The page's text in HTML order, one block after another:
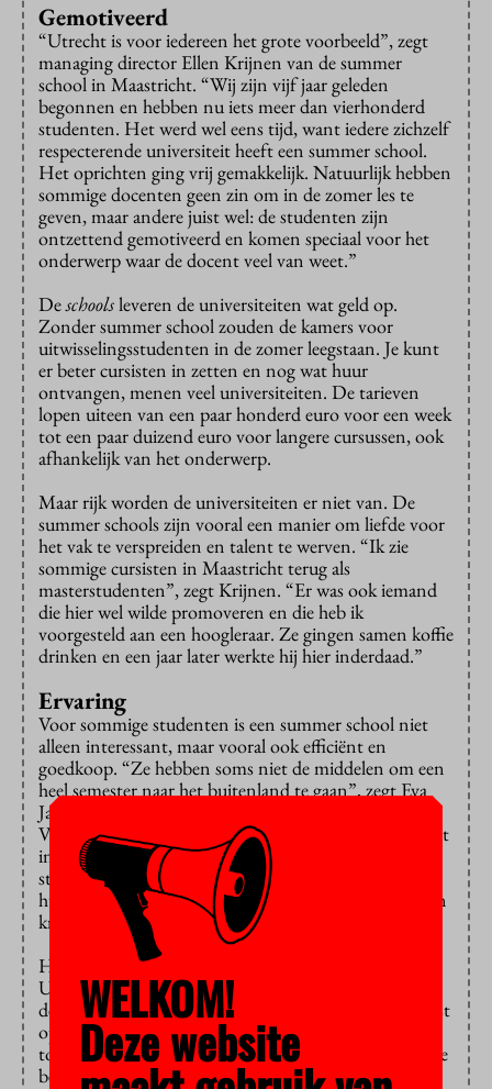
Gemotiveerd
“Utrecht is voor iedereen het grote voorbeeld”, zegt
managing director Ellen Krijnen van de summer
school in Maastricht. “Wij zijn vijf jaar geleden
begonnen en hebben nu iets meer dan vierhonderd
studenten. Het werd wel eens tijd, want iedere zichzelf
respecterende universiteit heeft een summer school.
Het oprichten ging vrij gemakkelijk. Natuurlijk hebben
sommige docenten geen zin om in de zomer les te
geven, maar andere juist wel: de studenten zijn
ontzettend gemotiveerd en komen speciaal voor het
onderwerp waar de docent veel van weet.”
Deschoolsleveren de universiteiten wat geld op.
Zonder summer school zouden de kamers voor
uitwisselingsstudenten in de zomer leegstaan. Je kunt
er beter cursisten in zetten en nog wat huur
ontvangen, menen veel universiteiten. De tarieven
lopen uiteen van een paar honderd euro voor een week
tot een paar duizend euro voor langere cursussen, ook
afhankelijk van het onderwerp.
Maar rijk worden de universiteiten er niet van. De
summer schools zijn vooral een manier om liefde voor
het vak te verspreiden en talent te werven. “Ik zie
sommige cursisten in Maastricht terug als
masterstudenten”, zegt Krijnen. “Er was ook iemand
die hier wel wilde promoveren en die heb ik
voorgesteld aan een hoogleraar. Ze gingen samen koffie
drinken en een jaar later werkte hij hier inderdaad.”
Ervaring
Voor sommige studenten is een summer school niet
alleen interessant, maar vooral ook efficiënt en
goedkoop. “Ze hebben soms niet de middelen om een
heel semester naar het buitenland te gaan”, zegt Eva
Janssen van de Amsterdam Summer School van de
Vrije Universiteit. “Op deze manier krijgen ze toch wat
internationale ervaring. En voor Amerikaanse
studenten is een summer school ook een manier om
hun dure studie sneller af te ronden.” Want studenten
krijgen gewoon studiepunten voor de cursussen.
Het niveau kan per cursus sterk verschillen. Voor een
Utrechtse cursus theoretische fysica moeten
deelnemers eerst een aanbevelingsbrief en een cijferlijst
opsturen, vertelt Torenbeek. “En als ze worden
toegelaten, krijgen ze eenfee waiver
: ze hoeven niets te
betalen. Voor die vakken is het echt een manier om
WELKOM!
Deze website